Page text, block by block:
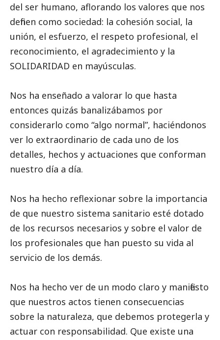
del ser humano, aflorando los valores que nos
definen como sociedad: la cohesión social, la
unión, el esfuerzo, el respeto profesional, el
reconocimiento, el agradecimiento y la
SOLIDARIDAD en mayúsculas.
Nos ha enseñado a valorar lo que hasta
entonces quizás banalizábamos por
considerarlo como “algo normal”, haciéndonos
ver lo extraordinario de cada uno de los
detalles, hechos y actuaciones que conforman
nuestro día a día.
Nos ha hecho reflexionar sobre la importancia
de que nuestro sistema sanitario esté dotado
de los recursos necesarios y sobre el valor de
los profesionales que han puesto su vida al
servicio de los demás.
Nos ha hecho ver de un modo claro y manifiesto
que nuestros actos tienen consecuencias
sobre la naturaleza, que debemos protegerla y
actuar con responsabilidad. Que existe una